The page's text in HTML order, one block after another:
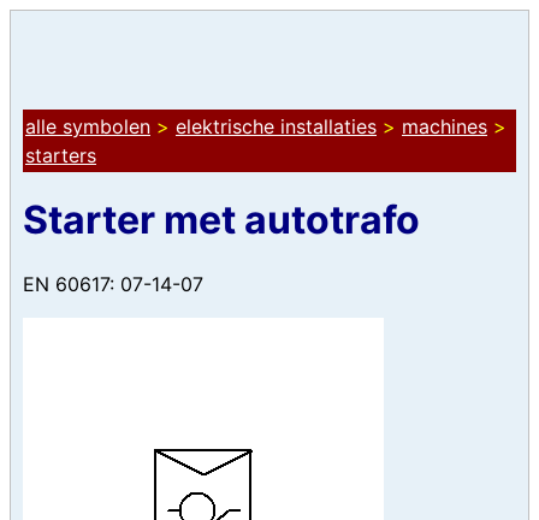
alle symbolen > elektrische installaties > machines >
starters
Starter met autotrafo
EN 60617: 07-14-07